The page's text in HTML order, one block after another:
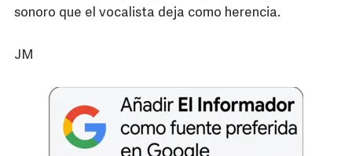
sonoro que el vocalista deja como herencia.
JM